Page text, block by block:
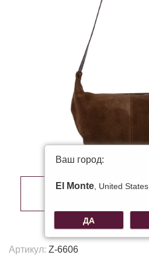
Артикул: Z-6606
Ваш город:
El Monte , United States
ДА